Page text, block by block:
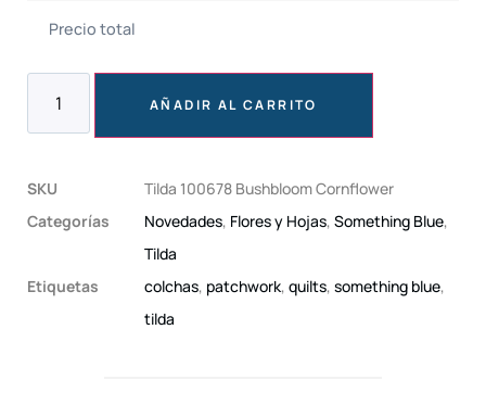
Precio total
AÑADIR AL CARRITO
SKU
Tilda 100678 Bushbloom Cornflower
Categorías
Novedades, Flores y Hojas, Something Blue,
Tilda
Etiquetas
colchas, patchwork, quilts, something blue,
tilda